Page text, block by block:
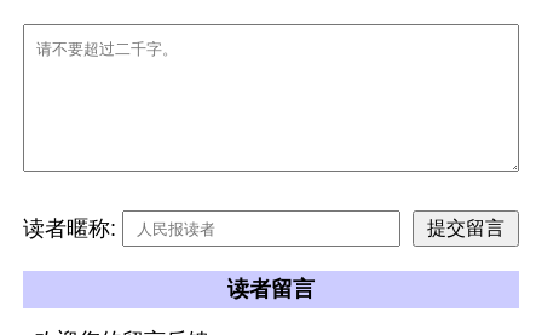
读者暱称:
读者留言